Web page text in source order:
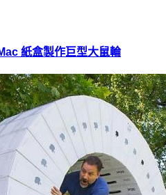
紙盒製作巨型大鼠輪